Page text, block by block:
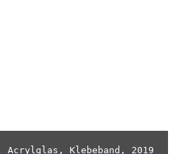
Acrylglas, Klebeband, 2019